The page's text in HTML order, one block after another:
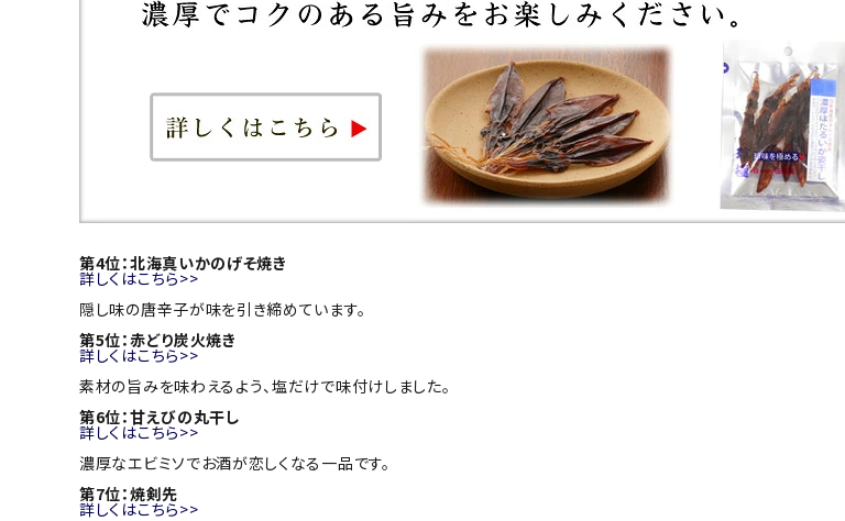
第4位：北海真いかのげそ焼き
詳しくはこちら>>
隠し味の唐辛子が味を引き締めています。
第5位：赤どり炭火焼き
詳しくはこちら>>
素材の旨みを味わえるよう、塩だけで味付けしました。
第6位：甘えびの丸干し
詳しくはこちら>>
濃厚なエビミソでお酒が恋しくなる一品です。
第7位：焼剣先
詳しくはこちら>>